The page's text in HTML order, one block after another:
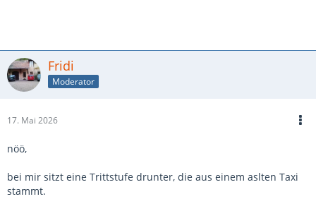
Fridi
Moderator
17. Mai 2026
nöö,
bei mir sitzt eine Trittstufe drunter, die aus einem aslten Taxi
stammt.